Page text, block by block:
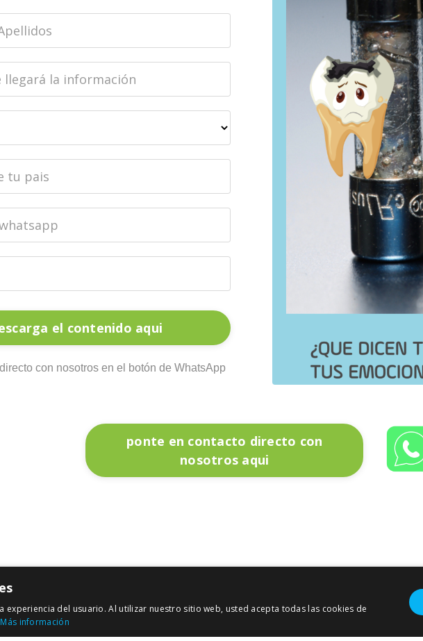
el contenido aqui
con nosotros en el botón de WhatsApp
ponte en contacto directo con
nosotros aqui
experiencia del usuario. Al utilizar nuestro sitio web, usted acepta todas las cookies de
Más información